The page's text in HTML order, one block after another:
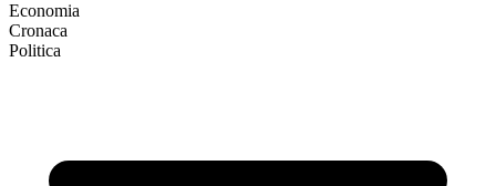
Economia
Cronaca
Politica